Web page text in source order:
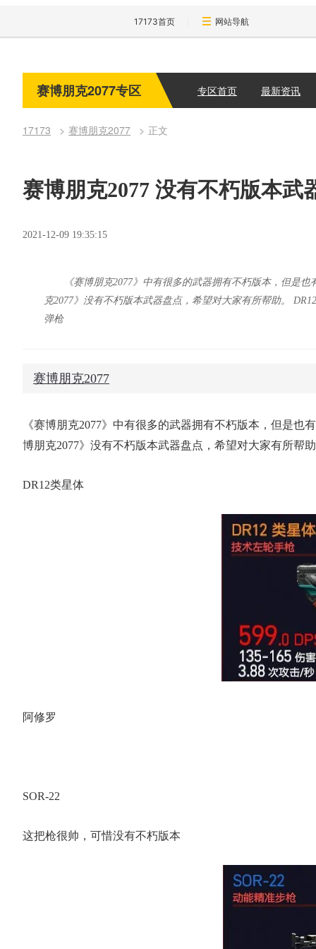
17173首页 网站导航
赛博朋克2077专区 专区首页 最新资讯
17173 赛博朋克2077 正文
赛博朋克2077 没有不朽版本武
2021-12-09 19:35:15
《赛博朋克2077》中有很多的武器拥有不朽版本，但是
克2077》没有不朽版本武器盘点，希望对大家有所帮助。
弹枪
赛博朋克2077
《赛博朋克2077》中有很多的武器拥有不朽版本，但是
博朋克2077》没有不朽版本武器盘点，希望对大家有所帮
DR12类星体
阿修罗
SOR-22
这把枪很帅，可惜没有不朽版本